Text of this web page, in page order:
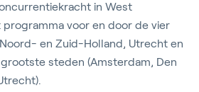
in West
programma voor en door de vier
en Zuid-Holland, Utrecht en
steden (Amsterdam, Den